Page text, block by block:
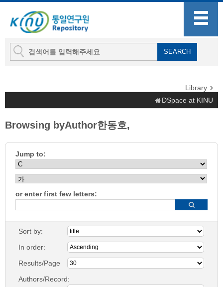
Library
DSpace at KINU
Browsing byAuthor한동호,
Jump to:
or enter first few letters:
Sort by:
In order:
Results/Page
Authors/Record: